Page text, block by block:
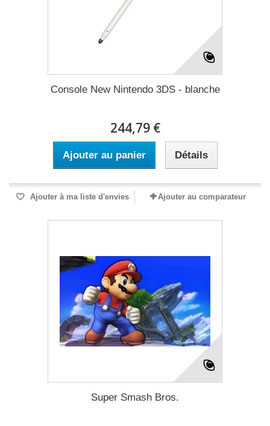
Console New Nintendo 3DS - blanche
244,79 €
Ajouter au panier Détails
Ajouter à ma liste d'envies Ajouter au comparateur
Super Smash Bros.